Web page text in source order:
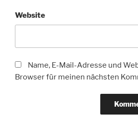
Website
Name, E-Mail-Adresse und
Browser für meinen nächsten